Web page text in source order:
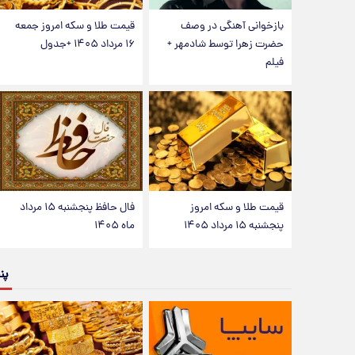
بازخوانی آهنگی در وصف
حضرت زهرا توسط شادمهر +
فیلم
قیمت طلا و سکه امروز جمعه
۱۶ مرداد ۱۴۰۵ +جدول
قیمت طلا و سکه امروز
پنجشنبه ۱۵ مرداد ۱۴۰۵
فال حافظ پنجشنبه ۱۵ مرداد
ماه ۱۴۰۵